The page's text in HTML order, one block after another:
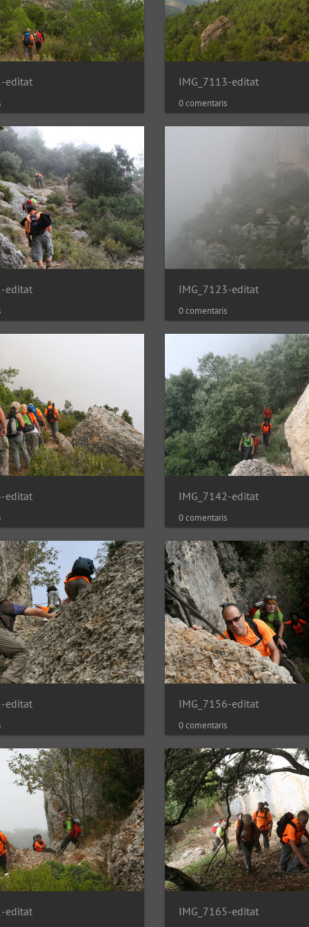
editat IMG_7113-editat
0 comentaris
editat IMG_7123-editat
0 comentaris
editat IMG_7142-editat
0 comentaris
editat IMG_7156-editat
0 comentaris
editat IMG_7165-editat